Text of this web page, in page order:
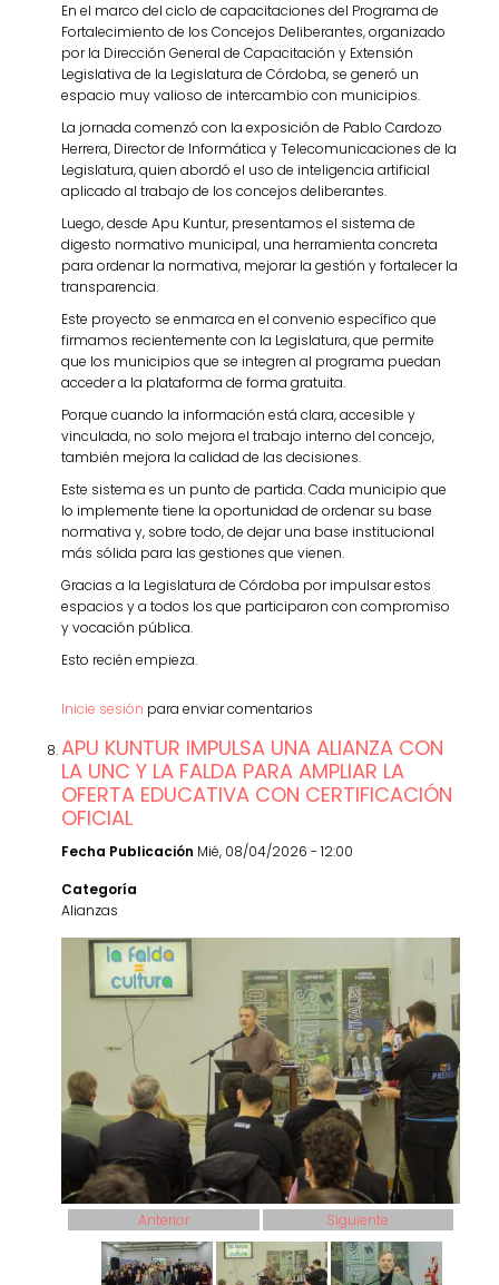
En el marco del ciclo de capacitaciones del Programa de
Fortalecimiento de los Concejos Deliberantes, organizado
por la Dirección General de Capacitación y Extensión
Legislativa de la Legislatura de Córdoba, se generó un
espacio muy valioso de intercambio con municipios.
La jornada comenzó con la exposición de Pablo Cardozo
Herrera, Director de Informática y Telecomunicaciones de la
Legislatura, quien abordó el uso de inteligencia artificial
aplicado al trabajo de los concejos deliberantes.
Luego, desde Apu Kuntur, presentamos el sistema de
digesto normativo municipal, una herramienta concreta
para ordenar la normativa, mejorar la gestión y fortalecer la
transparencia.
Este proyecto se enmarca en el convenio específico que
firmamos recientemente con la Legislatura, que permite
que los municipios que se integren al programa puedan
acceder a la plataforma de forma gratuita.
Porque cuando la información está clara, accesible y
vinculada, no solo mejora el trabajo interno del concejo,
también mejora la calidad de las decisiones.
Este sistema es un punto de partida. Cada municipio que
lo implemente tiene la oportunidad de ordenar su base
normativa y, sobre todo, de dejar una base institucional
más sólida para las gestiones que vienen.
Gracias a la Legislatura de Córdoba por impulsar estos
espacios y a todos los que participaron con compromiso
y vocación pública.
Esto recién empieza.
Inicie sesión para enviar comentarios
APU KUNTUR IMPULSA UNA ALIANZA CON
LA UNC Y LA FALDA PARA AMPLIAR LA
OFERTA EDUCATIVA CON CERTIFICACIÓN
OFICIAL
Fecha Publicación Mié, 08/04/2026 - 12:00
Categoría
Alianzas
Anterior Siguiente